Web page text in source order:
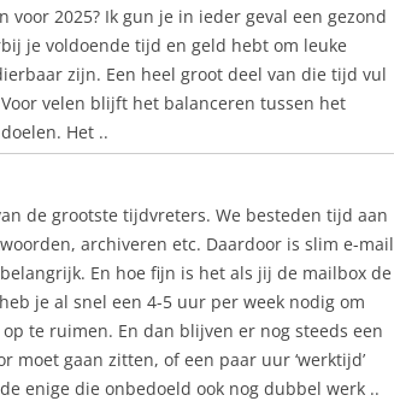
voor 2025? Ik gun je in ieder geval een gezond
je voldoende tijd en geld hebt om leuke
zijn. Een heel groot deel van die tijd vul
velen blijft het balanceren tussen het
Het ..
de grootste tijdvreters. We besteden tijd aan
archiveren etc. Daardoor is slim e-mail
En hoe fijn is het als jij de mailbox de
je al snel een 4-5 uur per week nodig om
te ruimen. En dan blijven er nog steeds een
moet gaan zitten, of een paar uur ‘werktijd’
enige die onbedoeld ook nog dubbel werk ..